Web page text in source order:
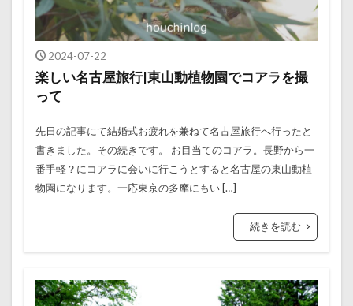
2024-07-22
楽しい名古屋旅行|東山動植物園でコアラを撮
って
先日の記事にて結婚式お疲れを兼ねて名古屋旅行へ行ったと
書きました。その続きです。 お目当てのコアラ。長野から一
番手軽？にコアラに会いに行こうとすると名古屋の東山動植
物園になります。一応東京の多摩にもい […]
続きを読む